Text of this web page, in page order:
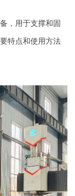
，用于支撑和固
特点和使用方法